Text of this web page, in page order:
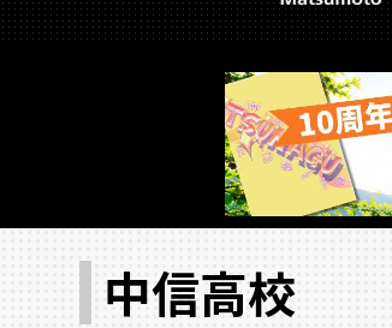
中信高校